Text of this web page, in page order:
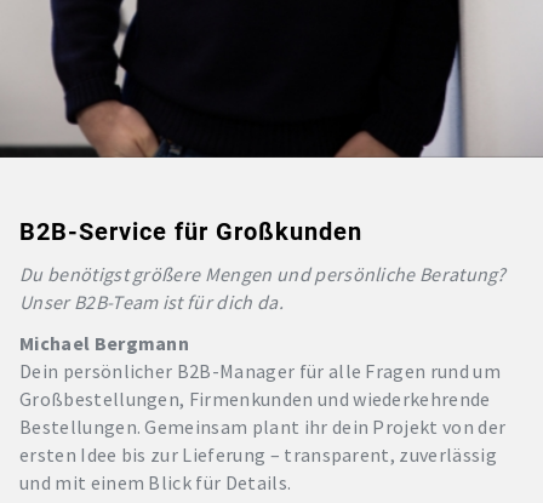
B2B-Service für Großkunden
Du benötigst größere Mengen und persönliche Beratung?
Unser B2B-Team ist für dich da.
Michael Bergmann
Dein persönlicher B2B-Manager für alle Fragen rund um
Großbestellungen, Firmenkunden und wiederkehrende
Bestellungen. Gemeinsam plant ihr dein Projekt von der
ersten Idee bis zur Lieferung – transparent, zuverlässig
und mit einem Blick für Details.